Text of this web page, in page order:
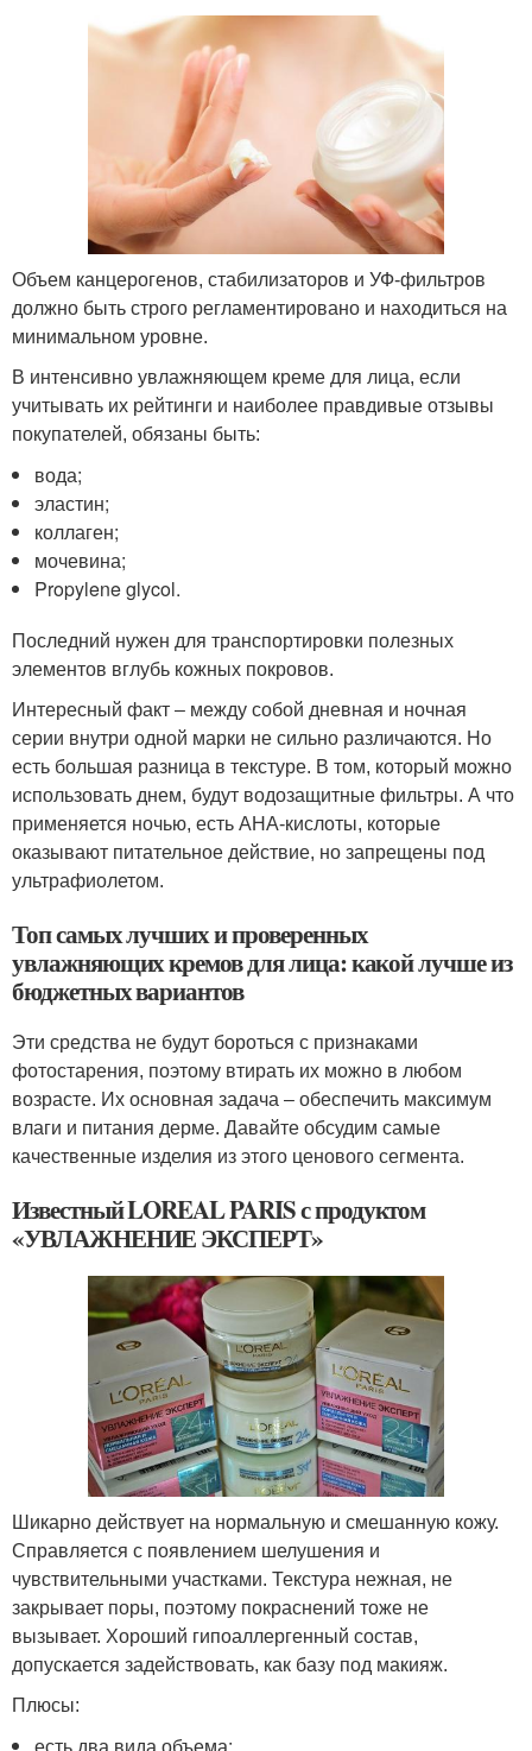
Объем канцерогенов, стабилизаторов и УФ-фильтров
должно быть строго регламентировано и находиться на
минимальном уровне.
В интенсивно увлажняющем креме для лица, если
учитывать их рейтинги и наиболее правдивые отзывы
покупателей, обязаны быть:
вода;
эластин;
коллаген;
мочевина;
Propylene glycol.
Последний нужен для транспортировки полезных
элементов вглубь кожных покровов.
Интересный факт – между собой дневная и ночная
серии внутри одной марки не сильно различаются. Но
есть большая разница в текстуре. В том, который можно
использовать днем, будут водозащитные фильтры. А что
применяется ночью, есть АНА-кислоты, которые
оказывают питательное действие, но запрещены под
ультрафиолетом.
Топ самых лучших и проверенных
увлажняющих кремов для лица: какой лучше из
бюджетных вариантов
Эти средства не будут бороться с признаками
фотостарения, поэтому втирать их можно в любом
возрасте. Их основная задача – обеспечить максимум
влаги и питания дерме. Давайте обсудим самые
качественные изделия из этого ценового сегмента.
Известный LOREAL PARIS с продуктом
«УВЛАЖНЕНИЕ ЭКСПЕРТ»
Шикарно действует на нормальную и смешанную кожу.
Справляется с появлением шелушения и
чувствительными участками. Текстура нежная, не
закрывает поры, поэтому покраснений тоже не
вызывает. Хороший гипоаллергенный состав,
допускается задействовать, как базу под макияж.
Плюсы: